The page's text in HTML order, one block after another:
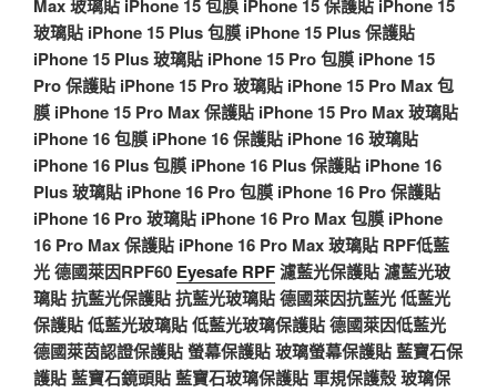
Max 玻璃貼 iPhone 15 包膜 iPhone 15 保護貼 iPhone 15
玻璃貼 iPhone 15 Plus 包膜 iPhone 15 Plus 保護貼
iPhone 15 Plus 玻璃貼 iPhone 15 Pro 包膜 iPhone 15
Pro 保護貼 iPhone 15 Pro 玻璃貼 iPhone 15 Pro Max 包
膜 iPhone 15 Pro Max 保護貼 iPhone 15 Pro Max 玻璃貼
iPhone 16 包膜 iPhone 16 保護貼 iPhone 16 玻璃貼
iPhone 16 Plus 包膜 iPhone 16 Plus 保護貼 iPhone 16
Plus 玻璃貼 iPhone 16 Pro 包膜 iPhone 16 Pro 保護貼
iPhone 16 Pro 玻璃貼 iPhone 16 Pro Max 包膜 iPhone
16 Pro Max 保護貼 iPhone 16 Pro Max 玻璃貼 RPF低藍
光德國萊因RPF60 Eyesafe RPF濾藍光保護貼濾藍光玻
璃貼抗藍光保護貼抗藍光玻璃貼德國萊因抗藍光低藍光
保護貼低藍光玻璃貼低藍光玻璃保護貼德國萊因低藍光
德國萊茵認證保護貼螢幕保護貼玻璃螢幕保護貼藍寶石保
護貼藍寶石鏡頭貼藍寶石玻璃保護貼 軍規保護殼玻璃保